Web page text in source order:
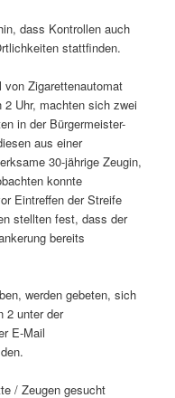
dass Kontrollen auch
stattfinden.
von Zigarettenautomat
2 Uhr, machten sich zwei
in der Bürgermeister-
aus einer
30-jährige Zeugin,
konnte
Eintreffen der Streife
stellten fest, dass der
bereits
werden gebeten, sich
2 unter der
E-Mail
/ Zeugen gesucht